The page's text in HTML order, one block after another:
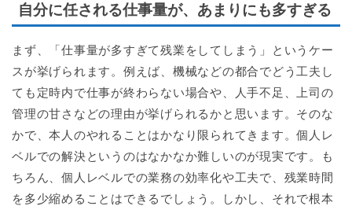
自分に任される仕事量が、あまりにも多すぎる
まず、「仕事量が多すぎて残業をしてしまう」というケー
スが挙げられます。例えば、機械などの都合でどう工夫し
ても定時内で仕事が終わらない場合や、人手不足、上司の
管理の甘さなどの理由が挙げられるかと思います。そのな
かで、本人のやれることはかなり限られてきます。個人レ
ベルでの解決というのはなかなか難しいのが現実です。も
ちろん、個人レベルでの業務の効率化や工夫で、残業時間
を多少縮めることはできるでしょう。しかし、それで根本